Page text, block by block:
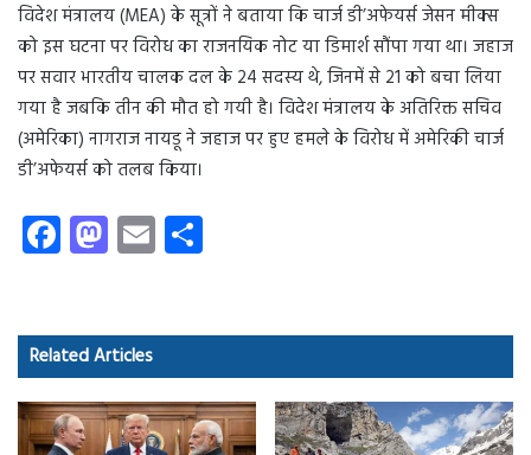
विदेश मंत्रालय (MEA) के सूत्रों ने बताया कि चार्ज डी’अफेयर्स जेसन मीक्स
को इस घटना पर विरोध का राजनयिक नोट या डिमार्श सौंपा गया था। जहाज
पर सवार भारतीय चालक दल के 24 सदस्य थे, जिनमें से 21 को बचा लिया
गया है जबकि तीन की मौत हो गयी है। विदेश मंत्रालय के अतिरिक्त सचिव
(अमेरिका) नागराज नायडू ने जहाज पर हुए हमले के विरोध में अमेरिकी चार्ज
डी’अफेयर्स को तलब किया।
Fa
ce
o
ok
M
as
d
o
n
E
m
Related Articles